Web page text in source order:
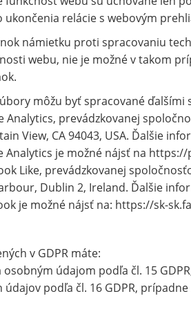
ukončenia relácie s webovým
námietku proti spracovaniu
webu, nie je možné v takom
môžu byť spracované ďalšími
prevádzkovanej
View, CA 94043, USA. Ďalšie
Analytics je možné nájsť na
Like, prevádzkovanej
Dublin 2, Ireland. Ďalšie
je možné nájsť na: https://sk-
v GDPR máte:
údajom podľa čl. 15
podľa čl. 16 GDPR,